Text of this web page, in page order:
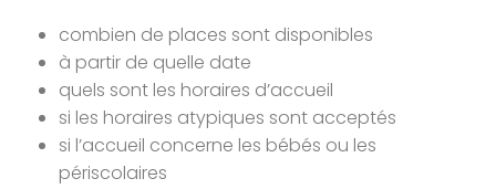
combien de places sont disponibles
à partir de quelle date
quels sont les horaires d’accueil
si les horaires atypiques sont acceptés
si l’accueil concerne les bébés ou les
périscolaires